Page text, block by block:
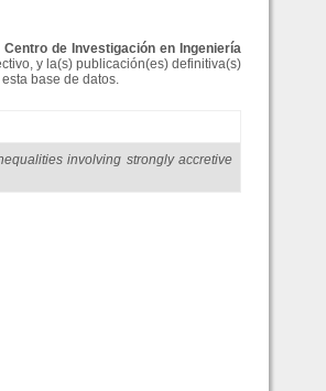
Centro de Investigación en Ingeniería
y la(s) publicación(es) definitiva(s)
base de datos.
involving strongly accretive